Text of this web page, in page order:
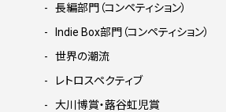
長編部門（コンペティション）
Indie Box部門（コンペティション）
世界の潮流
レトロスペクティブ
大川博賞・蕗谷虹児賞